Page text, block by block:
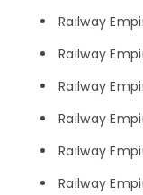
Railway
Railway
Railway
Railway
Railway
Railway